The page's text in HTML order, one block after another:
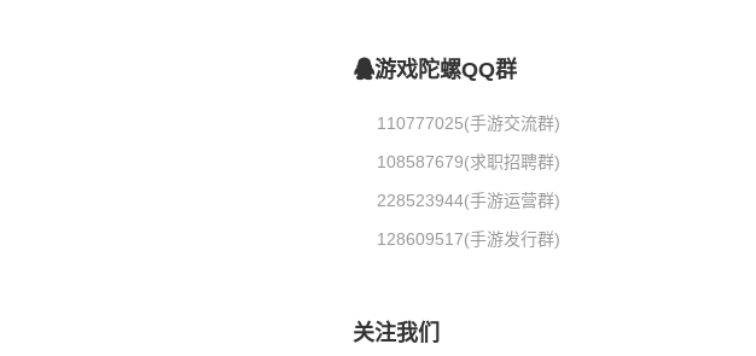
游戏陀螺QQ群
110777025(手游交流群)
108587679(求职招聘群)
228523944(手游运营群)
128609517(手游发行群)
关注我们